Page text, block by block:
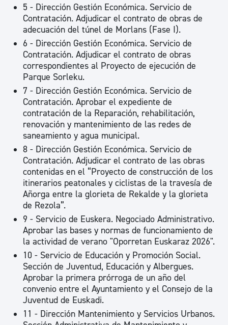
5 - Dirección Gestión Económica. Servicio de
Contratación. Adjudicar el contrato de obras de
adecuación del túnel de Morlans (Fase I).
6 - Dirección Gestión Económica. Servicio de
Contratación. Adjudicar el contrato de obras
correspondientes al Proyecto de ejecución de
Parque Sorleku.
7 - Dirección Gestión Económica. Servicio de
Contratación. Aprobar el expediente de
contratación de la Reparación, rehabilitación,
renovación y mantenimiento de las redes de
saneamiento y agua municipal.
8 - Dirección Gestión Económica. Servicio de
Contratación. Adjudicar el contrato de las obras
contenidas en el “Proyecto de construcción de los
itinerarios peatonales y ciclistas de la travesía de
Añorga entre la glorieta de Rekalde y la glorieta
de Rezola”.
9 - Servicio de Euskera. Negociado Administrativo.
Aprobar las bases y normas de funcionamiento de
la actividad de verano "Oporretan Euskaraz 2026".
10 - Servicio de Educación y Promoción Social.
Sección de Juventud, Educación y Albergues.
Aprobar la primera prórroga de un año del
convenio entre el Ayuntamiento y el Consejo de la
Juventud de Euskadi.
11 - Dirección Mantenimiento y Servicios Urbanos.